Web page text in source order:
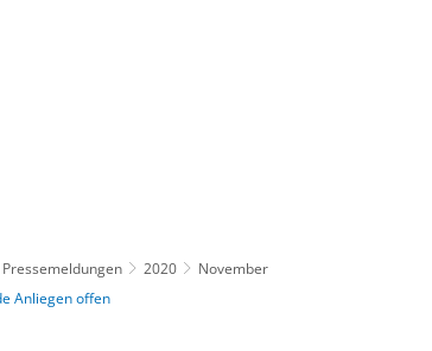
Pressemeldungen 2020
November
Anliegen offen